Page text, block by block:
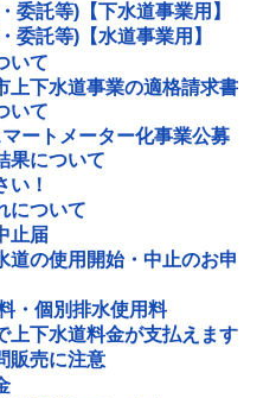
委託等)【下水道事業用】
委託等)【水道事業用】
いて
下水道事業の適格請求書
いて
ートメーター化事業公募
果について
い！
について
止届
道の使用開始・中止のお申
・個別排水使用料
上下水道料金が支払えます
販売に注意